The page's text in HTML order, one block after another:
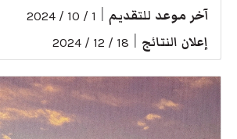
آخر موعد للتقديم 1 / 10 / 2024
إعلان النتائج 18 / 12 / 2024